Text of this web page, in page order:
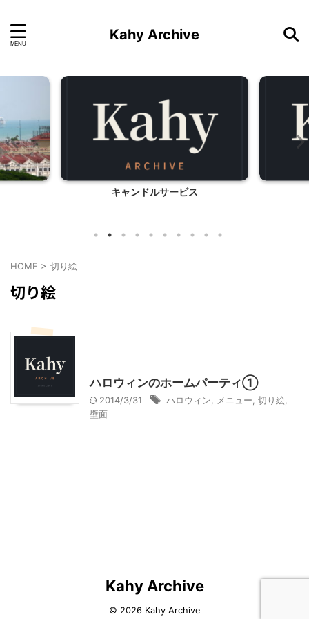
Kahy Archive
キャンドルサービス
HOME > 切り絵
切り絵
ハロウィンのホームパーティ①
2014/3/31 ハロウィン メニュー 切り絵
壁面
Kahy Archive
© 2026 Kahy Archive